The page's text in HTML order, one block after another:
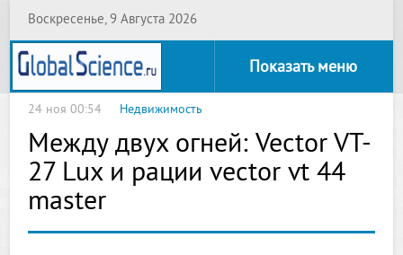
Воскресенье, 9 Августа 2026
Показать меню
24 ноя 00:54 Недвижимость
Между двух огней: Vector VT-
27 Lux и рации vector vt 44
master